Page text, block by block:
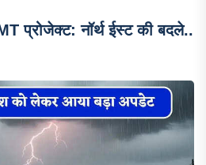
प्रोजेक्ट: नॉर्थ ईस्ट की बदले..